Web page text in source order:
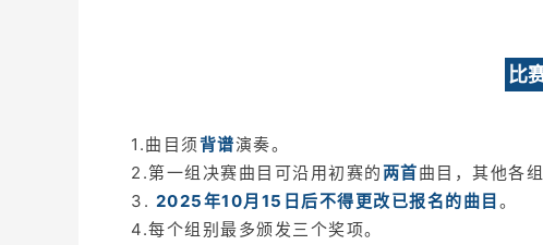
比
1.曲目须背谱演奏。
2.第一组决赛曲目可沿用初赛的两首曲目，其他各
3. 2025年10月15日后不得更改已报名的曲目 。
4.每个组别最多颁发三个奖项。